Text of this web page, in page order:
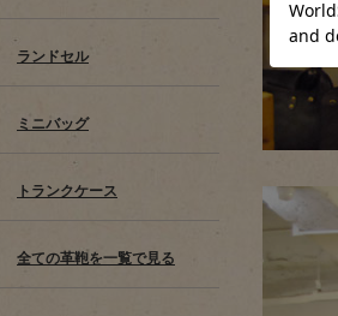
ランドセル
ミニバッグ
トランクケース
全ての革鞄を一覧で見る